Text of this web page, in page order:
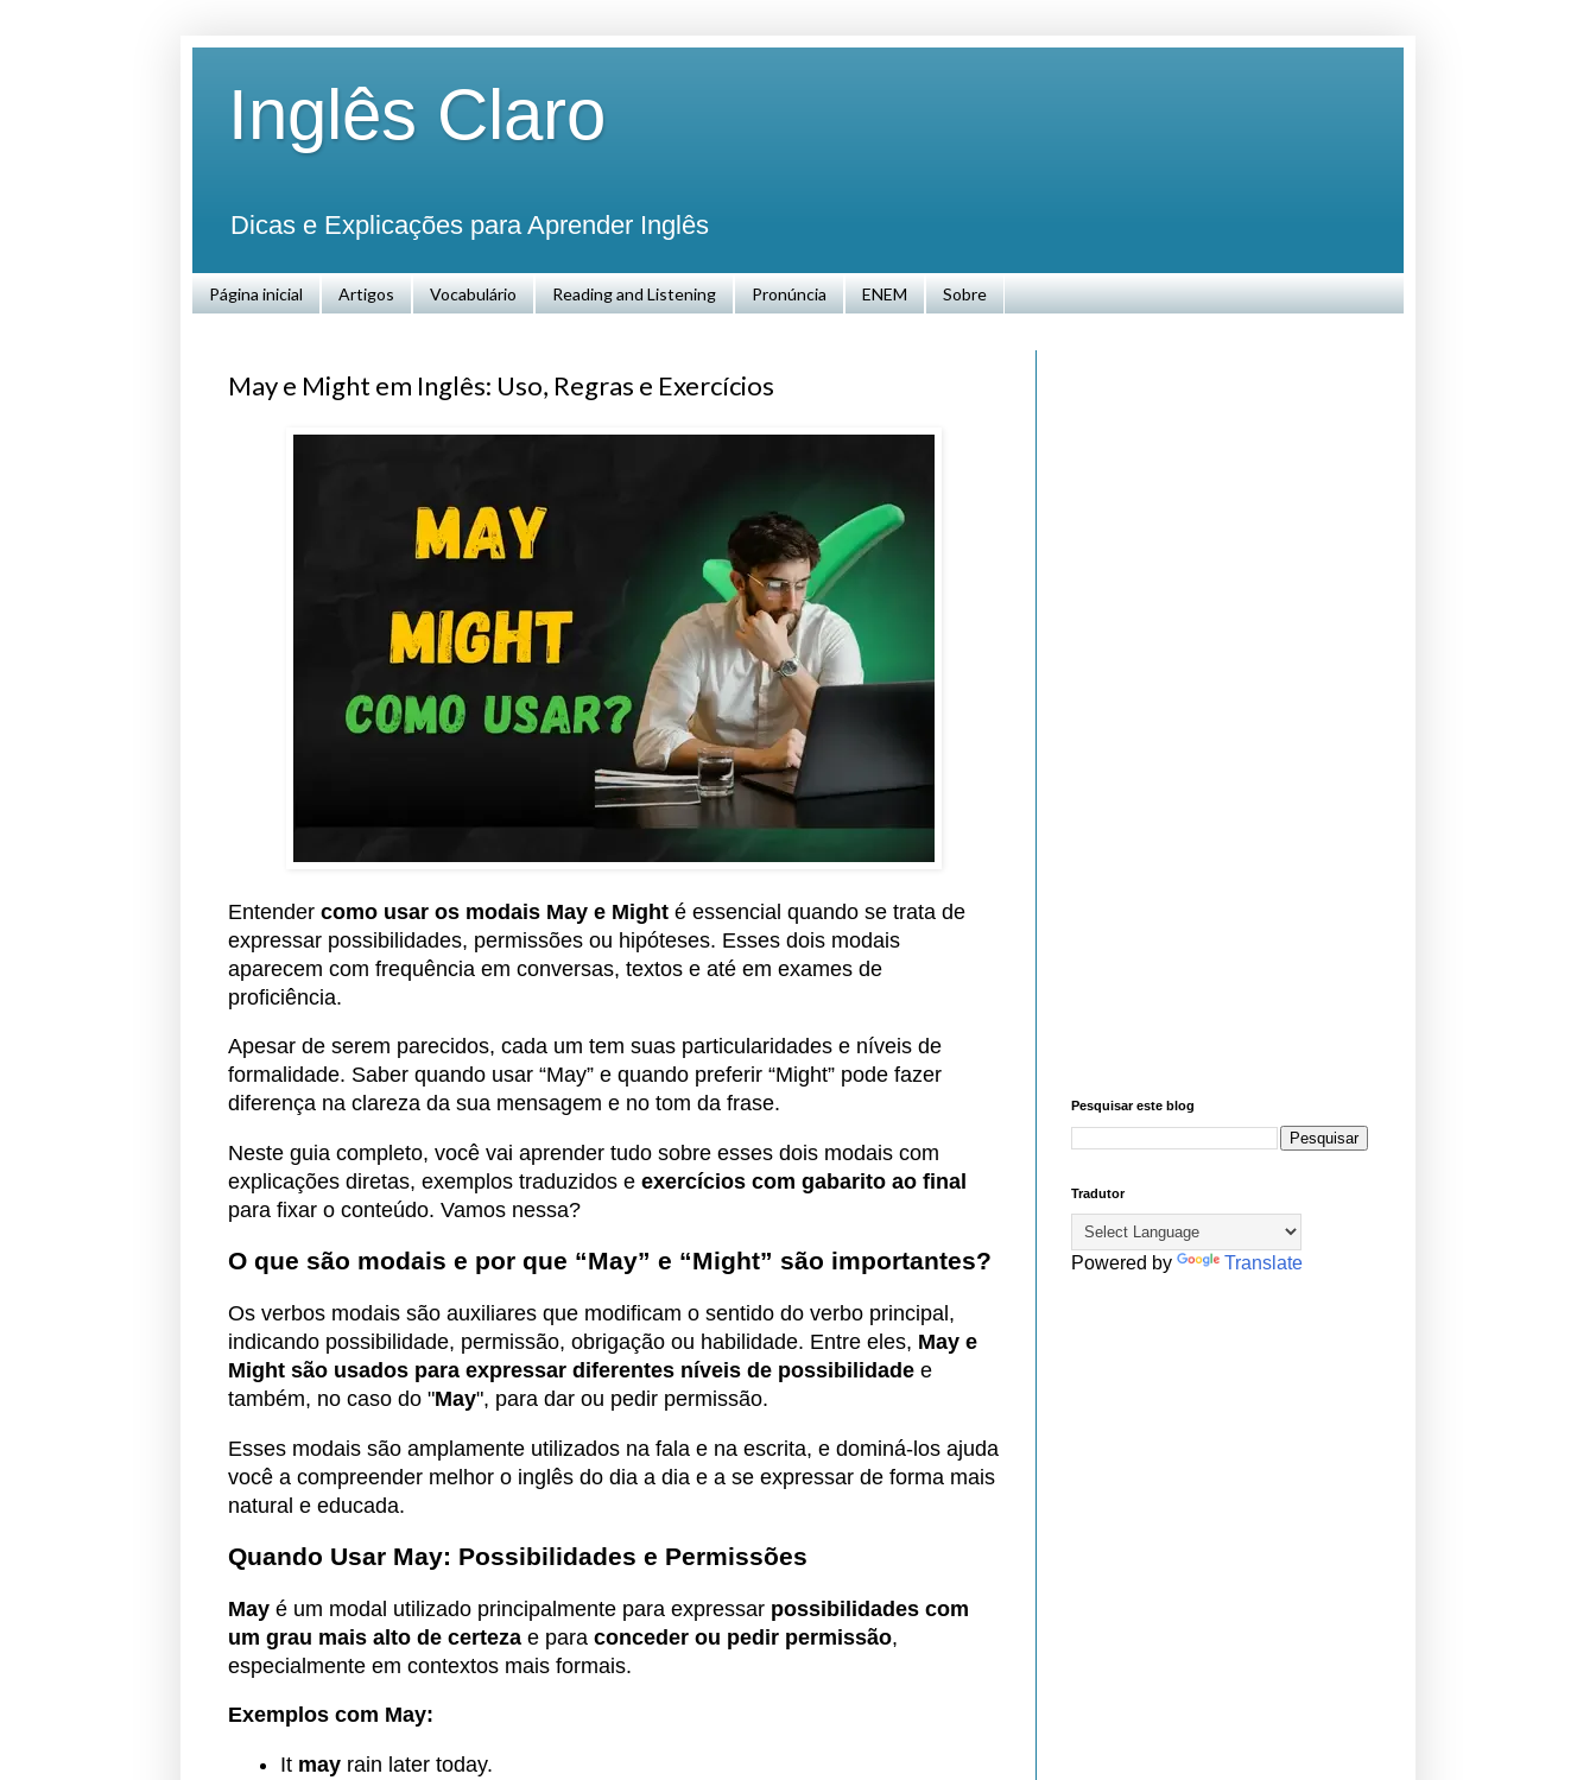
Inglês Claro
Dicas e Explicações para Aprender Inglês
Página inicial Artigos Vocabulário Reading and Listening Pronúncia ENEM Sobre
May e Might em Inglês: Uso, Regras e Exercícios
Entender como usar os modais May e Might é essencial quando se trata de
expressar possibilidades, permissões ou hipóteses. Esses dois modais
aparecem com frequência em conversas, textos e até em exames de
proficiência.
Apesar de serem parecidos, cada um tem suas particularidades e níveis de
formalidade. Saber quando usar “May” e quando preferir “Might” pode fazer
diferença na clareza da sua mensagem e no tom da frase.
Neste guia completo, você vai aprender tudo sobre esses dois modais com
explicações diretas, exemplos traduzidos e exercícios com gabarito ao final
para fixar o conteúdo. Vamos nessa?
O que são modais e por que “May” e “Might” são importantes?
Os verbos modais são auxiliares que modificam o sentido do verbo principal,
indicando possibilidade, permissão, obrigação ou habilidade. Entre eles, May e
Might são usados para expressar diferentes níveis de possibilidade e
também, no caso do "May", para dar ou pedir permissão.
Esses modais são amplamente utilizados na fala e na escrita, e dominá-los ajuda
você a compreender melhor o inglês do dia a dia e a se expressar de forma mais
natural e educada.
Quando Usar May: Possibilidades e Permissões
May é um modal utilizado principalmente para expressar possibilidades com
um grau mais alto de certeza e para conceder ou pedir permissão,
especialmente em contextos mais formais.
Exemplos com May:
It may rain later today.
Pesquisar este blog
Tradutor
Powered by Translate